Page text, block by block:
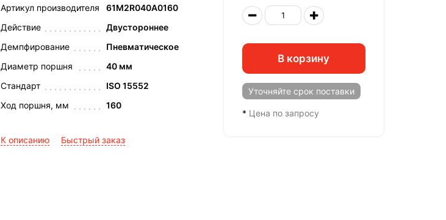
Артикул производителя
61M2R040A0160
Действие
Двустороннее
Демпфирование
Пневматическое
Диаметр поршня
40 мм
Стандарт
ISO 15552
Ход поршня, мм
160
К описанию Быстрый заказ
В корзину
Уточняйте срок поставки
* Цена по запросу